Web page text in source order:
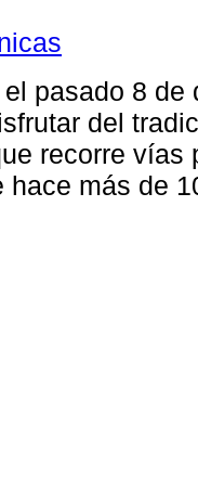
pasado 8
del
recorre vías
hace más de